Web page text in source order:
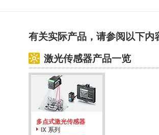
有关实际产品，请参阅以下内
激光传感器产品一览
多点式激光传感器
IX 系列